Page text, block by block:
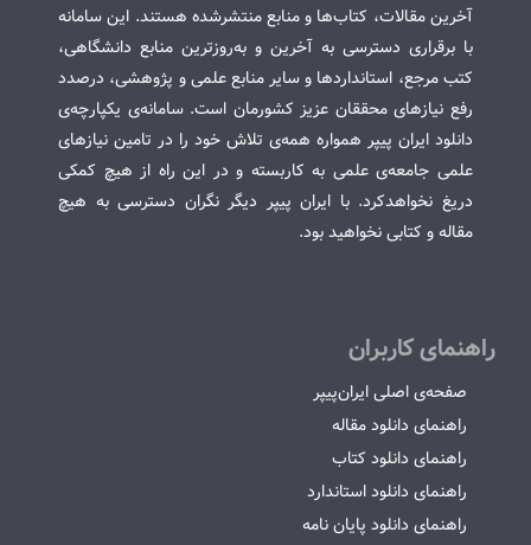
آخرین مقالات، کتاب‌ها و منابع منتشرشده هستند. این سامانه
با برقراری دسترسی به آخرین و به‌روزترین منابع دانشگاهی،
کتب مرجع، استانداردها و سایر منابع علمی و پژوهشی، درصدد
رفع نیازهای محققان عزیز کشورمان است. سامانه‌ی یکپارچه‌ی
دانلود ایران پیپر همواره همه‌ی تلاش خود را در تامین نیازهای
علمی جامعه‌ی علمی به کاربسته و در این راه از هیچ کمکی
دریغ نخواهدکرد. با ایران پیپر دیگر نگران دسترسی به هیچ
مقاله و کتابی نخواهید بود.
راهنمای کاربران
صفحه‌ی اصلی ایران‌پیپر
راهنمای دانلود مقاله
راهنمای دانلود کتاب
راهنمای دانلود استاندارد
راهنمای دانلود پایان نامه